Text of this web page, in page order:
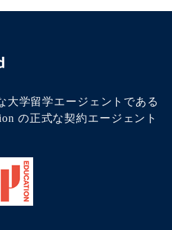
大学留学エージェントである
の正式な契約エージェント